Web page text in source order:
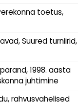
toetus,
Suured turniirid,
1998. aasta
juhtimine
rahvusvahelised